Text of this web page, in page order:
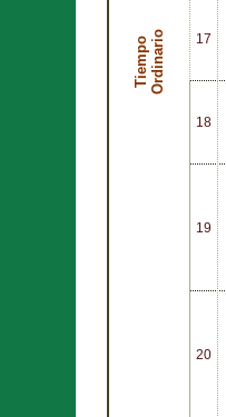
T
i
e
m
p
o
O
r
d
i
n
a
r
io 17
18
19
20